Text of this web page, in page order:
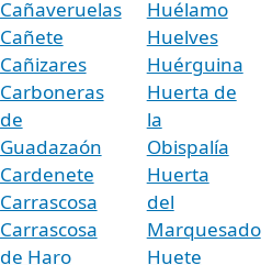
Cañaveruelas
Cañete
Cañizares
Carboneras
de
Guadazaón
Cardenete
Carrascosa
Carrascosa
de Haro
Huélamo
Huelves
Huérguina
Huerta de
la
Obispalía
Huerta
del
Marquesado
Huete